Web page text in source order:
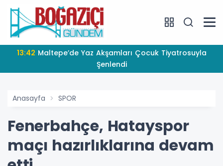
13:42
Şenlendi
Anasayfa SPOR
Fenerbahçe, Hatayspor
maçı hazırlıklarına devam